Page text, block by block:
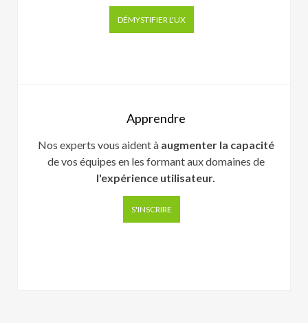
DÉMYSTIFIER L'UX
Apprendre
Nos experts vous aident à augmenter la capacité
de vos équipes en les formant aux domaines de
l'expérience utilisateur.
S'INSCRIRE